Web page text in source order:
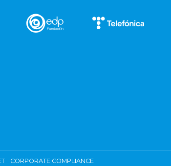
CORPORATE COMPLIANCE